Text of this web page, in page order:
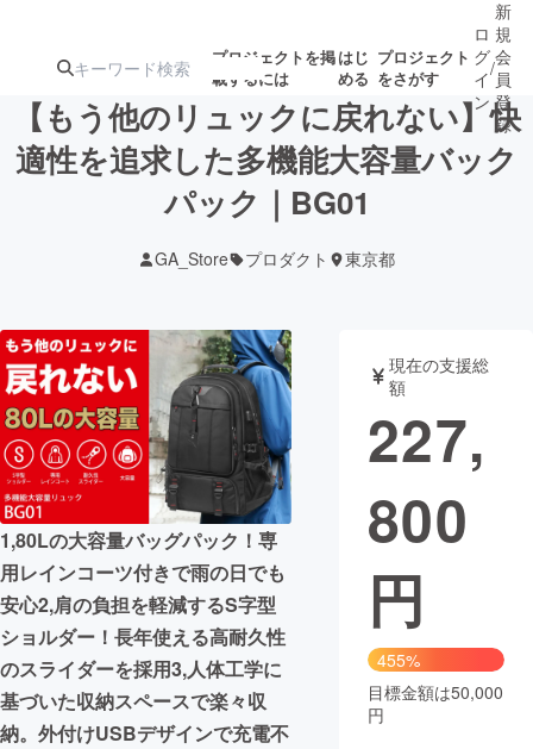
プロジェクトを掲
載するには
はじ
める
プロジェクト
をさがす
注目の新着プロ
募集終了が近いプ
テクノロジー・ガジェット
映像・映画 書籍・雑誌
ビジネス・起業 チャレンジ
まちづくり・地域活性化
CAMPFIRE for Social Good
CAMPFIRE Creation
CAMPFIREふるさと納税
コミュニティ
ロ
グ
イ
ン
/
新
規
会
員
登
録
【もう他のリュックに戻れない】快
適性を追求した多機能大容量バック
パック｜BG01
GA_Store プロダクト 東京都
1,80Lの大容量バッグパック！専
用レインコーツ付きで雨の日でも
安心2,肩の負担を軽減するS字型
ショルダー！長年使える高耐久性
のスライダーを採用3,人体工学に
基づいた収納スペースで楽々収
納。外付けUSBデザインで充電不
現在の支援総
額
227,
800
円
455%
目標金額は50,000
円